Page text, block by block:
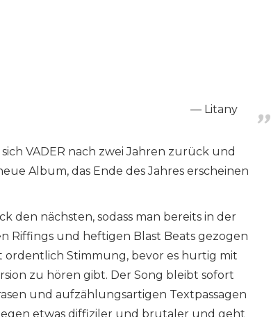
Litany
VADER nach zwei Jahren zurück und
Album, das Ende des Jahres erscheinen
den nächsten, sodass man bereits in der
Riffings und heftigen Blast Beats gezogen
ordentlich Stimmung, bevor es hurtig mit
zu hören gibt. Der Song bleibt sofort
und aufzählungsartigen Textpassagen
etwas diffiziler und brutaler und geht